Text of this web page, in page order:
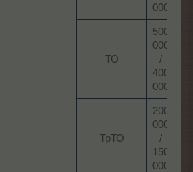
000​
ТО​
500
000
/
400
000​
ТрТО​
200
000
/
150
000​